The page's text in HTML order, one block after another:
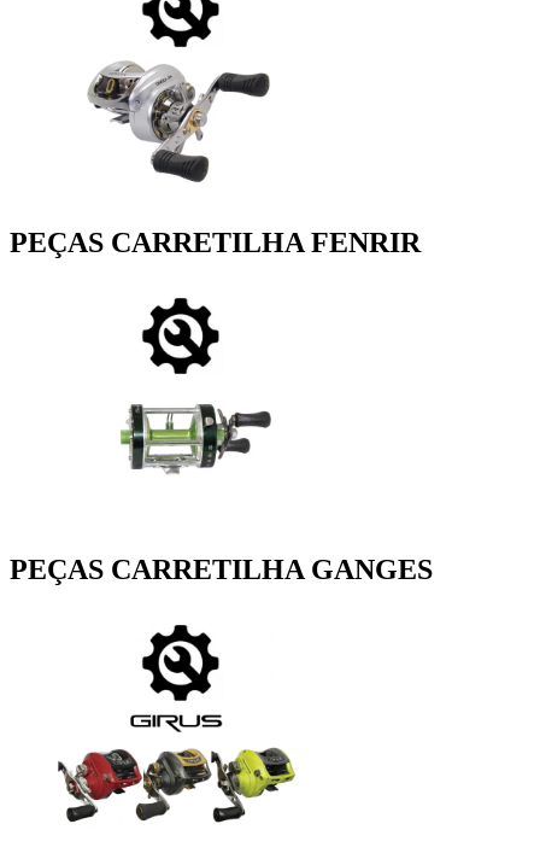
PEÇAS CARRETILHA FENRIR
PEÇAS CARRETILHA GANGES